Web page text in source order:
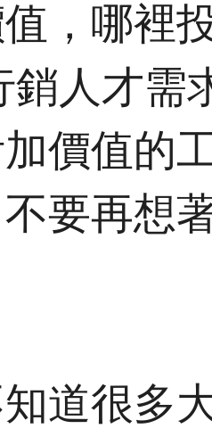
，哪裡
銷人才需
價值的
要再想
道很多